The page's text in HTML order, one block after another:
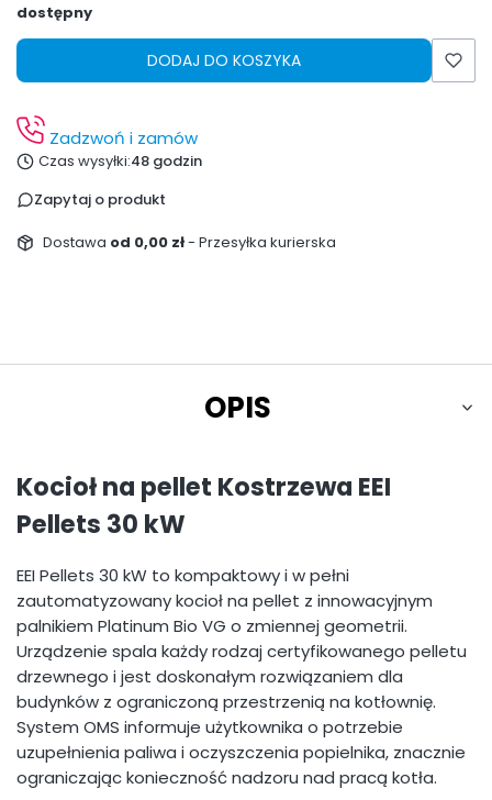
dostępny
DODAJ DO KOSZYKA
Zadzwoń i zamów
Czas wysyłki:48 godzin
Zapytaj o produkt
Dostawa od 0,00 zł- Przesyłka kurierska
OPIS
Kocioł na pellet Kostrzewa EEI
Pellets 30 kW
EEI Pellets 30 kW to kompaktowy i w pełni
zautomatyzowany kocioł na pellet z innowacyjnym
palnikiem Platinum Bio VG o zmiennej geometrii.
Urządzenie spala każdy rodzaj certyfikowanego pelletu
drzewnego i jest doskonałym rozwiązaniem dla
budynków z ograniczoną przestrzenią na kotłownię.
System OMS informuje użytkownika o potrzebie
uzupełnienia paliwa i oczyszczenia popielnika, znacznie
ograniczając konieczność nadzoru nad pracą kotła.